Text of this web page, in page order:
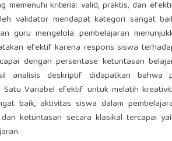
memenuhi kriteria: valid, praktis, dan
validator mendapat kategori sangat
guru mengelola pembelajaran
efektif karena respons siswa
dengan persentase ketuntasan
analisis deskriptif didapatkan bahwa
Satu Variabel efektif untuk melatih
baik, aktivitas siswa dalam
ketuntasan secara klasikal tercapai